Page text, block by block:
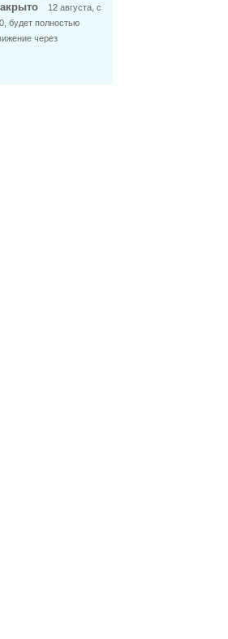
12 августа, с
будет полностью
через